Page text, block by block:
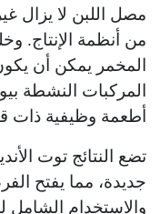
مصل اللبن لا يزال
من أنظمة الإنتاج.
المخمر يمكن أن
المركبات النشطة
أطعمة وظيفية ذات
تضع النتائج توت
جديدة، مما يفتح
والاستخدام الشامل